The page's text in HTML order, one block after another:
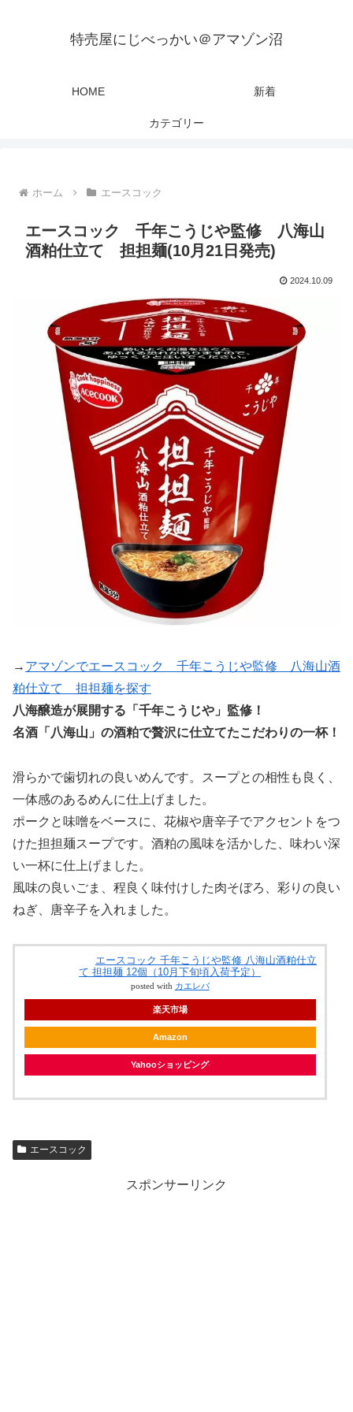
特売屋にじべっかい＠アマゾン沼
HOME 新着
カテゴリー
ホーム エースコック
エースコック 千年こうじや監修 八海山
酒粕仕立て 担担麺(10月21日発売)
2024.10.09
→ アマゾンでエースコック 千年こうじや監修 八海山酒
粕仕立て 担担麺を探す
八海醸造が展開する「千年こうじや」監修！
名酒「八海山」の酒粕で贅沢に仕立てたこだわりの一杯！
滑らかで歯切れの良いめんです。スープとの相性も良く、
一体感のあるめんに仕上げました。
ポークと味噌をベースに、花椒や唐辛子でアクセントをつ
けた担担麺スープです。酒粕の風味を活かした、味わい深
い一杯に仕上げました。
風味の良いごま、程良く味付けした肉そぼろ、彩りの良い
ねぎ、唐辛子を入れました。
エースコック 千年こうじや監修 八海山酒粕仕立
て 担担麺 12個（10月下旬頃入荷予定）
posted with カエレバ
楽天市場
Amazon
Yahooショッピング
エースコック
スポンサーリンク